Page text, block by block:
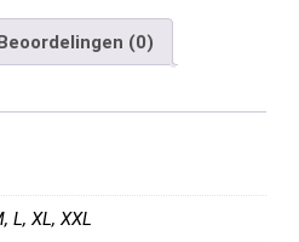
d
di
t
ke
dI
n
e
n
(0)
L, XL, XXL